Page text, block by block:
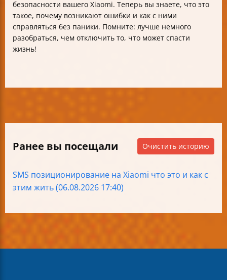
безопасности вашего Xiaomi. Теперь вы знаете, что это
такое, почему возникают ошибки и как с ними
справляться без паники. Помните: лучше немного
разобраться, чем отключить то, что может спасти
жизнь!
Ранее вы посещали Очистить историю
SMS позиционирование на Xiaomi что это и как с
этим жить (06.08.2026 17:40)